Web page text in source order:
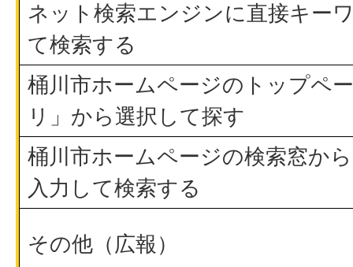
ネット検索エンジンに直接キー
て検索する
桶川市ホームページのトップペ
リ」から選択して探す
桶川市ホームページの検索窓か
入力して検索する
その他（広報）